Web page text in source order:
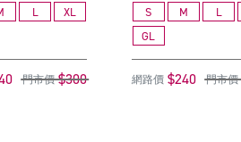
L XL
門市價 $300
S M L
GL
網路價 $240 門市價